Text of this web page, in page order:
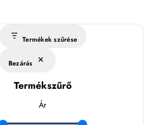
Termékek szűrése
Bezárás
Termékszűrő
Ár